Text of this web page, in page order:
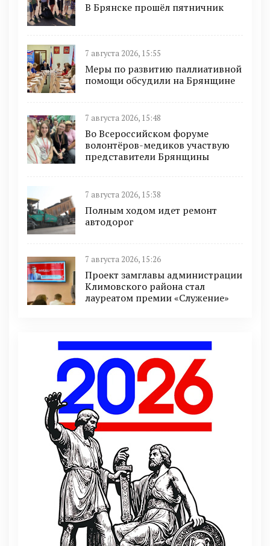
В Брянске прошёл пятничник
7 августа 2026, 15:55
Меры по развитию паллиативной
помощи обсудили на Брянщине
7 августа 2026, 15:48
Во Всероссийском форуме
волонтёров-медиков участвую
представители Брянщины
7 августа 2026, 15:38
Полным ходом идет ремонт
автодорог
7 августа 2026, 15:26
Проект замглавы администрации
Климовского района стал
лауреатом премии «Служение»